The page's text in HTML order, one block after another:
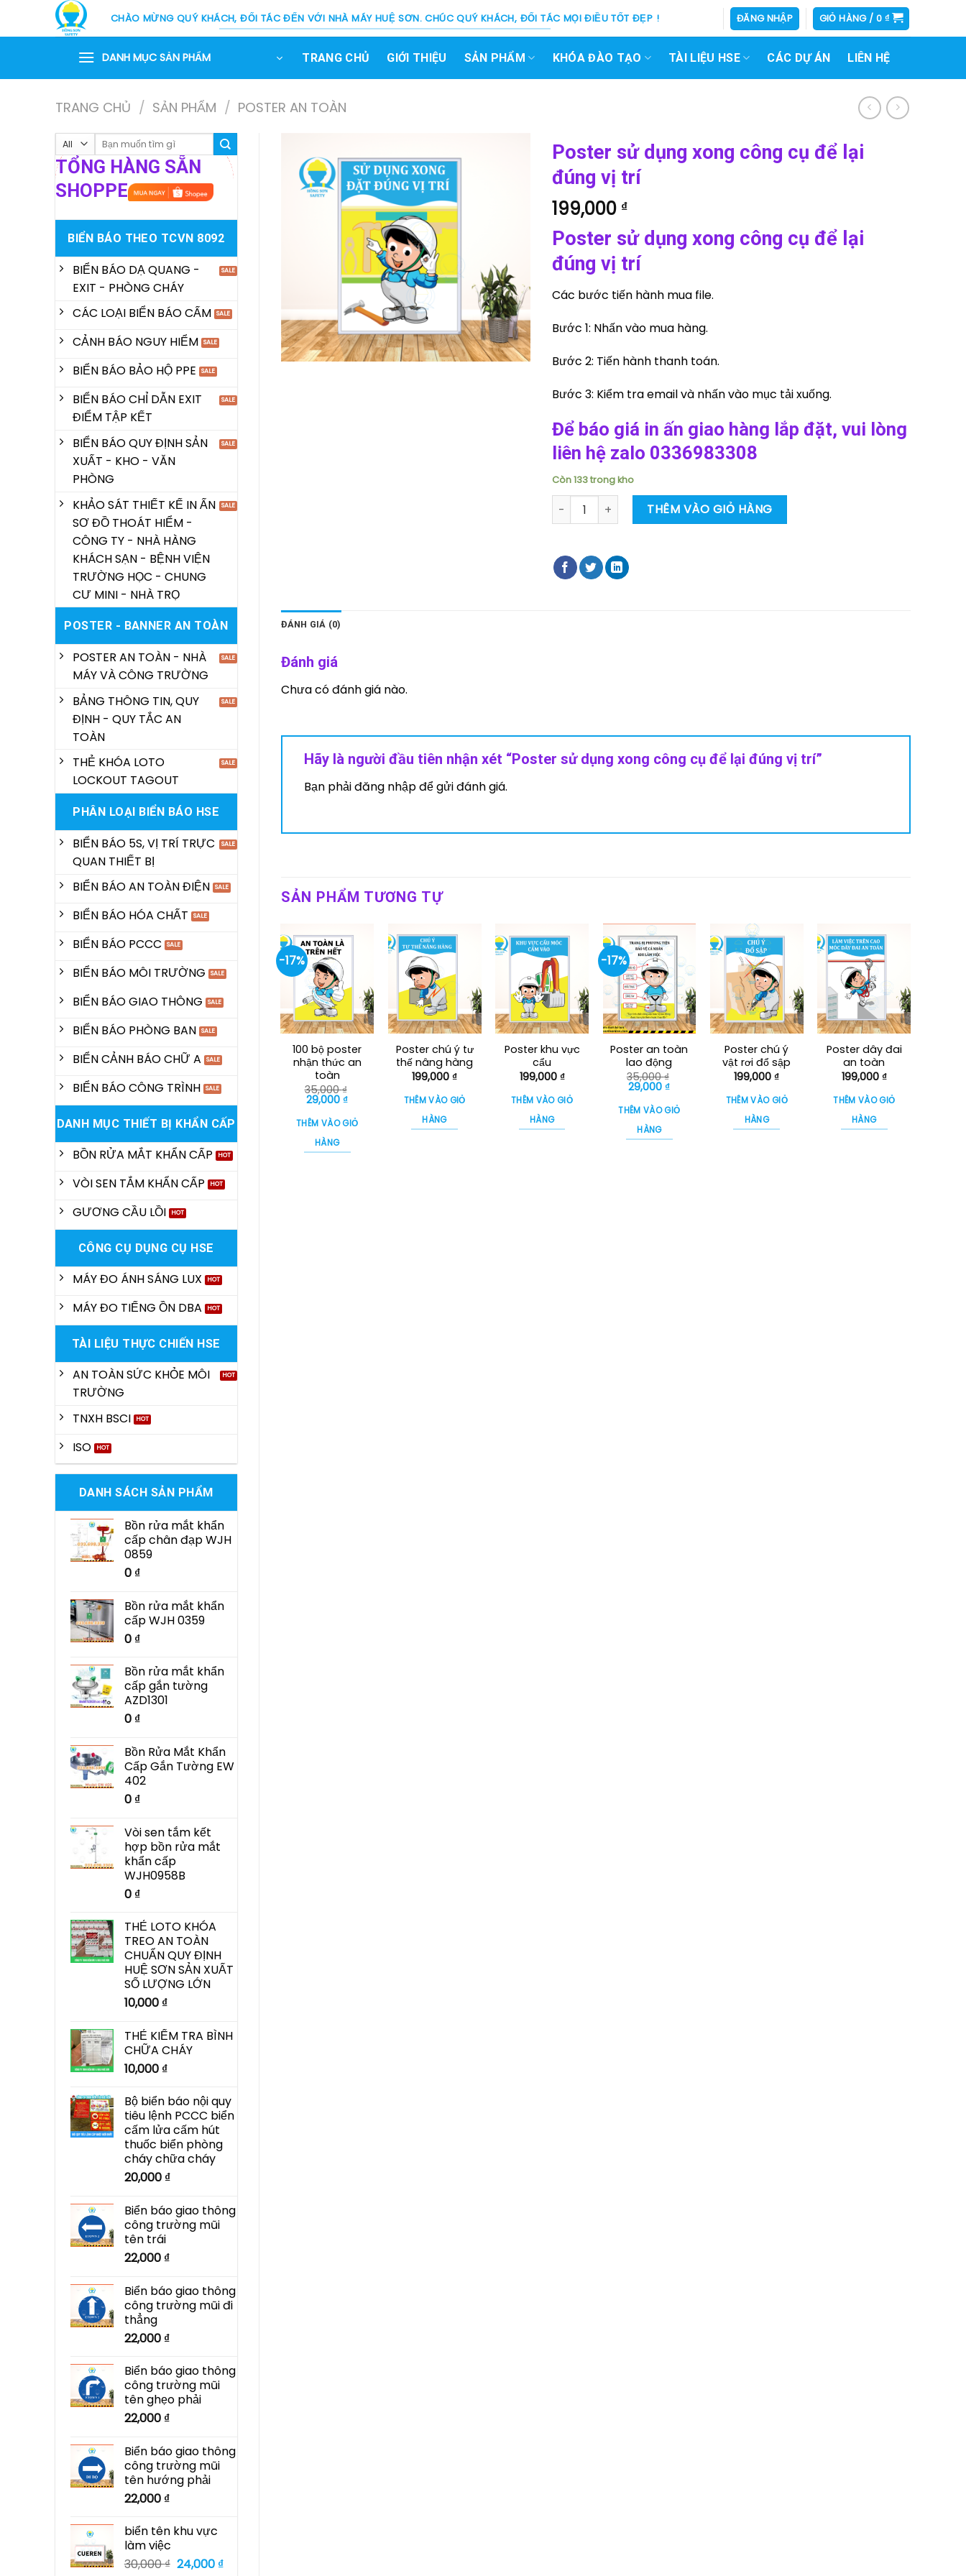
CHÀO MỪNG QUÝ KHÁCH, ĐỐI TÁC ĐẾN VỚI NHÀ MÁY HUỆ SƠN. CHÚC QUÝ KHÁCH, ĐỐI TÁC MỌI ĐIỀU TỐT ĐẸP ! ĐĂNG NHẬP GIỎ HÀNG / 0 ₫
DANH MỤC SẢN PHẨM TRANG CHỦ GIỚI THIỆU SẢN PHẨM KHÓA ĐÀO TẠO TÀI LIỆU HSE CÁC DỰ ÁN LIÊN HỆ
TRANG CHỦ / SẢN PHẨM / POSTER AN TOÀN
Tìm
kiếm:
TỔNG HÀNG SẴN
SHOPPE
BIỂN BÁO THEO TCVN 8092
BIỂN BÁO DẠ QUANG -
EXIT - PHÒNG CHÁY
CÁC LOẠI BIỂN BÁO CẤM
CẢNH BÁO NGUY HIỂM
BIỂN BÁO BẢO HỘ PPE
BIỂN BÁO CHỈ DẪN EXIT
ĐIỂM TẬP KẾT
BIỂN BÁO QUY ĐỊNH SẢN
XUẤT - KHO - VĂN
PHÒNG
KHẢO SÁT THIẾT KẾ IN ẤN
SƠ ĐỒ THOÁT HIỂM -
CÔNG TY - NHÀ HÀNG
KHÁCH SẠN - BỆNH VIỆN
TRƯỜNG HỌC - CHUNG
CƯ MINI - NHÀ TRỌ
POSTER - BANNER AN TOÀN
POSTER AN TOÀN - NHÀ
MÁY VÀ CÔNG TRƯỜNG
BẢNG THÔNG TIN, QUY
ĐỊNH - QUY TẮC AN
TOÀN
THẺ KHÓA LOTO
LOCKOUT TAGOUT
PHÂN LOẠI BIỂN BÁO HSE
BIỂN BÁO 5S, VỊ TRÍ TRỰC
QUAN THIẾT BỊ
BIỂN BÁO AN TOÀN ĐIỆN
BIỂN BÁO HÓA CHẤT
BIỂN BÁO PCCC
BIỂN BÁO MÔI TRƯỜNG
BIỂN BÁO GIAO THÔNG
BIỂN BÁO PHÒNG BAN
BIỂN CẢNH BÁO CHỮ A
BIỂN BÁO CÔNG TRÌNH
DANH MỤC THIẾT BỊ KHẨN CẤP
BỒN RỬA MẮT KHẨN CẤP
VÒI SEN TẮM KHẨN CẤP
GƯƠNG CẦU LỒI
CÔNG CỤ DỤNG CỤ HSE
MÁY ĐO ÁNH SÁNG LUX
MÁY ĐO TIẾNG ỒN DBA
TÀI LIỆU THỰC CHIẾN HSE
AN TOÀN SỨC KHỎE MÔI
TRƯỜNG
TNXH BSCI
ISO
DANH SÁCH SẢN PHẨM
Bồn rửa mắt khẩn
cấp chân đạp WJH
0859
0 ₫
Bồn rửa mắt khẩn
cấp WJH 0359
0 ₫
Bồn rửa mắt khẩn
cấp gắn tường
AZD1301
0 ₫
Bồn Rửa Mắt Khẩn
Cấp Gắn Tường EW
402
0 ₫
Vòi sen tắm kết
hợp bồn rửa mắt
khẩn cấp
WJH0958B
0 ₫
THẺ LOTO KHÓA
TREO AN TOÀN
CHUẨN QUY ĐỊNH
HUỆ SƠN SẢN XUẤT
SỐ LƯỢNG LỚN
10,000 ₫
THẺ KIỂM TRA BÌNH
CHỮA CHÁY
10,000 ₫
Bộ biển báo nội quy
tiêu lệnh PCCC biển
cấm lửa cấm hút
thuốc biển phòng
cháy chữa cháy
20,000 ₫
Biển báo giao thông
công trường mũi
tên trái
22,000 ₫
Biển báo giao thông
công trường mũi đi
thẳng
22,000 ₫
Biển báo giao thông
công trường mũi
tên ghẹo phải
22,000 ₫
Biển báo giao thông
công trường mũi
tên hướng phải
22,000 ₫
biển tên khu vực
làm việc
30,000₫ Giá
24,000 ₫Giá
Poster sử dụng xong công cụ để lại
đúng vị trí
199,000 ₫
Poster sử dụng xong công cụ để lại
đúng vị trí
Các bước tiến hành mua file.
Bước 1: Nhấn vào mua hàng.
Bước 2: Tiến hành thanh toán.
Bước 3: Kiểm tra email và nhấn vào mục tải xuống.
Để báo giá in ấn giao hàng lắp đặt, vui lòng
liên hệ zalo 0336983308
Còn 133 trong kho
Poster sử dụng xong công cụ để lại đúng vị trí số lượng
THÊM VÀO GIỎ HÀNG
ĐÁNH GIÁ (0)
Đánh giá
Chưa có đánh giá nào.
Hãy là người đầu tiên nhận xét “Poster sử dụng xong công cụ để lại đúng vị trí”
Bạn phảiđăng nhậpđể gửi đánh giá.
SẢN PHẨM TƯƠNG TỰ
-17%
100 bộ poster
nhận thức an
toàn
35,000₫
Giá
gốc
là:
35,000 ₫.
29,000₫Giá
tại
là:
THÊM VÀO GIỎ
HÀNG
Poster chú ý tư
thế nâng hàng
199,000₫
THÊM VÀO GIỎ
HÀNG
Poster khu vực
cẩu
199,000 ₫
THÊM VÀO GIỎ
HÀNG
-17%
Poster an toàn
lao động
35,000₫
Giá
gốc
là:
35,000 ₫.
29,000₫Giá
tại
là:
THÊM VÀO GIỎ
HÀNG
Poster chú ý
vật rơi đổ sập
199,000₫
THÊM VÀO GIỎ
HÀNG
Poster dây đai
an toàn
199,000 ₫
THÊM VÀO GIỎ
HÀNG